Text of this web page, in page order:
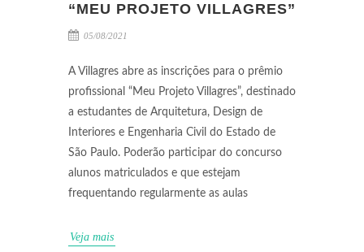
“MEU PROJETO VILLAGRES”
05/08/2021
A Villagres abre as inscrições para o prêmio
profissional “Meu Projeto Villagres”, destinado
a estudantes de Arquitetura, Design de
Interiores e Engenharia Civil do Estado de
São Paulo. Poderão participar do concurso
alunos matriculados e que estejam
frequentando regularmente as aulas
Veja mais